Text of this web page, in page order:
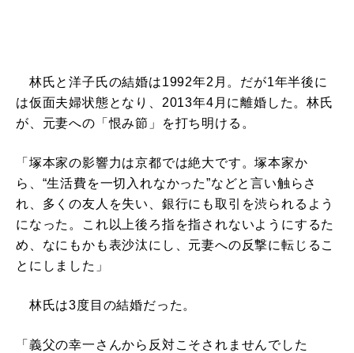
林氏と洋子氏の結婚は1992年2月。だが1年半後に
は仮面夫婦状態となり、2013年4月に離婚した。林氏
が、元妻への「恨み節」を打ち明ける。
「塚本家の影響力は京都では絶大です。塚本家か
ら、“生活費を一切入れなかった”などと言い触らさ
れ、多くの友人を失い、銀行にも取引を渋られるよう
になった。これ以上後ろ指を指されないようにするた
め、なにもかも表沙汰にし、元妻への反撃に転じるこ
とにしました」
林氏は3度目の結婚だった。
「義父の幸一さんから反対こそされませんでした